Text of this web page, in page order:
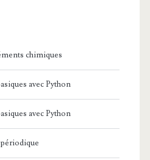
chimiques
avec Python
avec Python
périodique